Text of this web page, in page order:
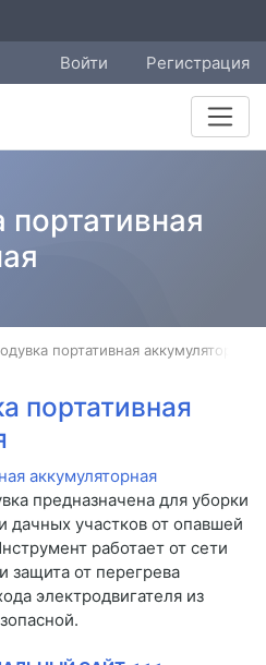
Войти Регистрация
портативная
портативная аккумуляторная
портативная
предназначена для уборки
дачных участков от опавшей
работает от сети
защита от перегрева
электродвигателя из